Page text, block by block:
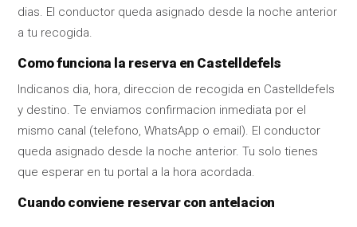
dias. El conductor queda asignado desde la noche anterior
a tu recogida.
Como funciona la reserva en Castelldefels
Indicanos dia, hora, direccion de recogida en Castelldefels
y destino. Te enviamos confirmacion inmediata por el
mismo canal (telefono, WhatsApp o email). El conductor
queda asignado desde la noche anterior. Tu solo tienes
que esperar en tu portal a la hora acordada.
Cuando conviene reservar con antelacion